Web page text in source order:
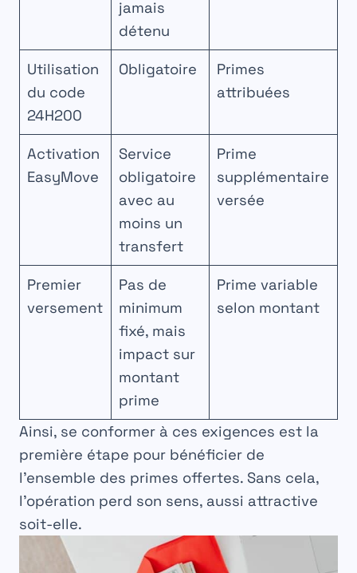
jamais
détenu
Utilisation
du code
24H200
Obligatoire
Primes
attribuées
Activation
EasyMove
Service
obligatoire
avec au
moins un
transfert
Prime
supplémentaire
versée
Premier
versement
Pas de
minimum
fixé, mais
impact sur
montant
prime
Prime variable
selon montant
Ainsi, se conformer à ces exigences est la
première étape pour bénéficier de
l’ensemble des primes offertes. Sans cela,
l’opération perd son sens, aussi attractive
soit-elle.